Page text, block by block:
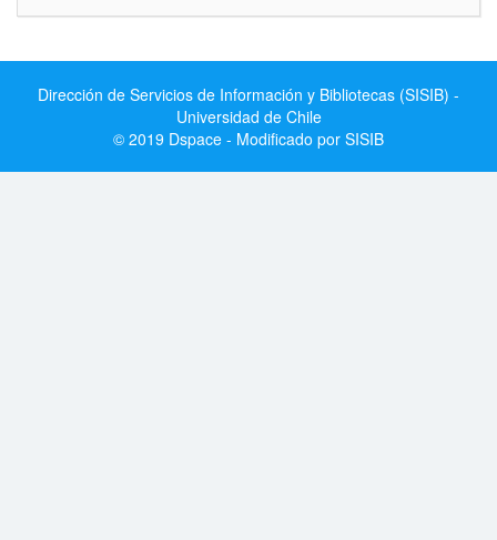
Dirección de Servicios de Información y Bibliotecas (SISIB) -
Universidad de Chile
© 2019 Dspace - Modificado por SISIB